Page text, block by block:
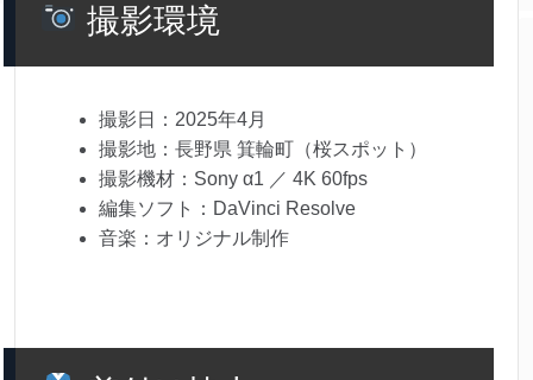
撮影環境
撮影日：2025年4月
撮影地：長野県 箕輪町（桜スポット）
撮影機材：Sony α1 ／ 4K 60fps
編集ソフト：DaVinci Resolve
音楽：オリジナル制作